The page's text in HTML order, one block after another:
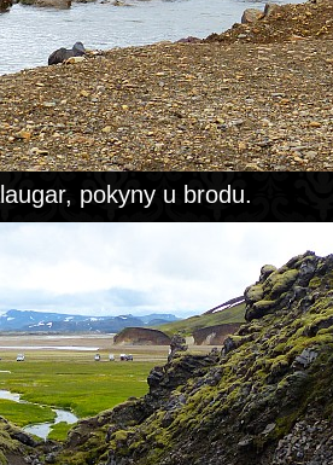
pokyny u brodu.